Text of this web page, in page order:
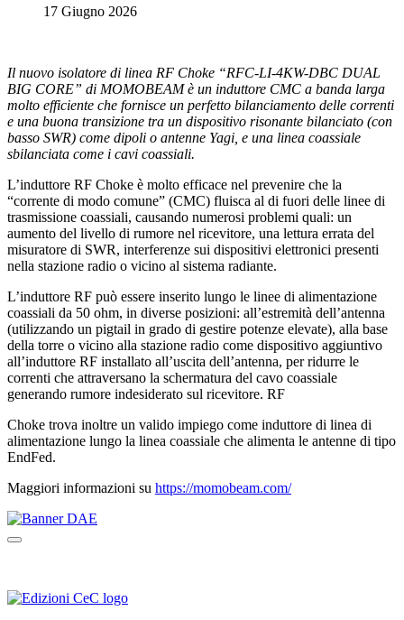
17 Giugno 2026
Il nuovo isolatore di linea RF Choke “RFC-LI-4KW-DBC DUAL
BIG CORE” di MOMOBEAM è un induttore CMC a banda larga
molto efficiente che fornisce un perfetto bilanciamento delle correnti
e una buona transizione tra un dispositivo risonante bilanciato (con
basso SWR) come dipoli o antenne Yagi, e una linea coassiale
sbilanciata come i cavi coassiali.
L’induttore RF Choke è molto efficace nel prevenire che la
“corrente di modo comune” (CMC) fluisca al di fuori delle linee di
trasmissione coassiali, causando numerosi problemi quali: un
aumento del livello di rumore nel ricevitore, una lettura errata del
misuratore di SWR, interferenze sui dispositivi elettronici presenti
nella stazione radio o vicino al sistema radiante.
L’induttore RF può essere inserito lungo le linee di alimentazione
coassiali da 50 ohm, in diverse posizioni: all’estremità dell’antenna
(utilizzando un pigtail in grado di gestire potenze elevate), alla base
della torre o vicino alla stazione radio come dispositivo aggiuntivo
all’induttore RF installato all’uscita dell’antenna, per ridurre le
correnti che attraversano la schermatura del cavo coassiale
generando rumore indesiderato sul ricevitore. RF
Choke trova inoltre un valido impiego come induttore di linea di
alimentazione lungo la linea coassiale che alimenta le antenne di tipo
EndFed.
Maggiori informazioni su https://momobeam.com/